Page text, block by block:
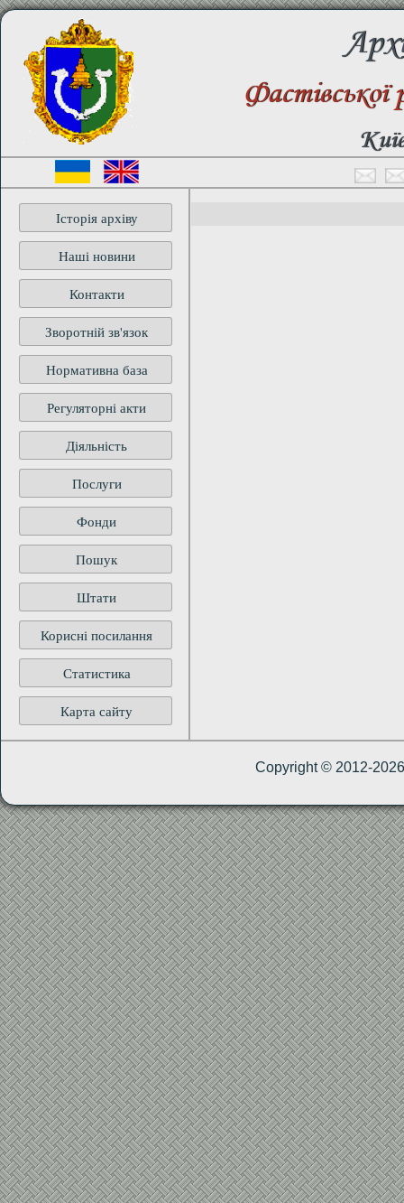
Фастівської
Історія архіву
Наші новини
Контакти
Зворотній зв'язок
Нормативна база
Регуляторні акти
Діяльність
Послуги
Фонди
Пошук
Штати
Корисні посилання
Статистика
Карта сайту
Copyright © 2012-